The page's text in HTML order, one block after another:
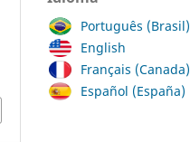
Português (Brasil)
English
Français (Canada)
Español (España)